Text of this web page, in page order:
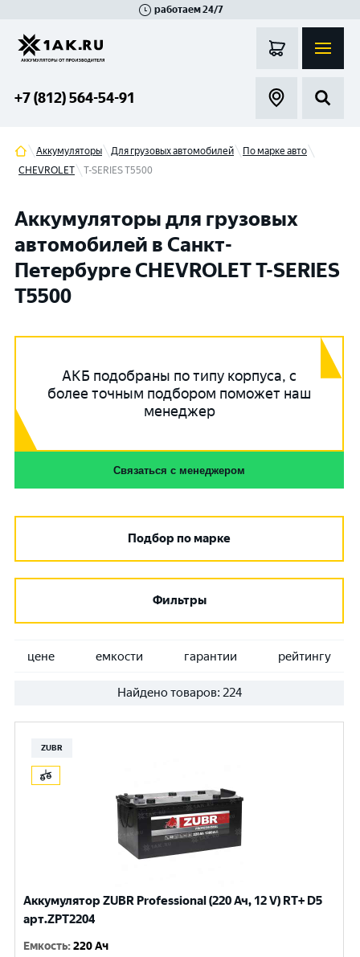
работаем 24/7
+7 (812) 564-54-91
Аккумуляторы Для грузовых автомобилей
По марке авто
CHEVROLET
T-SERIES T5500
Аккумуляторы для грузовых
автомобилей в Санкт-
Петербурге CHEVROLET T-SERIES
T5500
АКБ подобраны по типу корпуса, с
более точным подбором поможет наш
менеджер
Связаться с менеджером
Подбор по марке
Фильтры
цене емкости гарантии рейтингу
Найдено товаров: 224
ZUBR
Аккумулятор ZUBR Professional (220 Ач, 12 V) RT+ D5
арт.ZPT2204
Емкость:220 Ач
Гатчина